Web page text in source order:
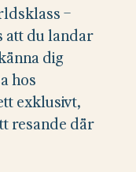
–
att du landar
dig
hos
exklusivt,
resande där